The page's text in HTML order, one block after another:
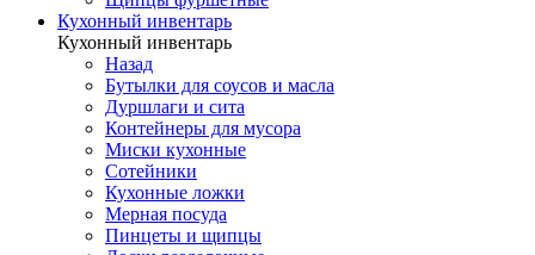
Кухонный инвентарь
Кухонный инвентарь
Назад
Бутылки для соусов и масла
Дуршлаги и сита
Контейнеры для мусора
Миски кухонные
Сотейники
Кухонные ложки
Мерная посуда
Пинцеты и щипцы